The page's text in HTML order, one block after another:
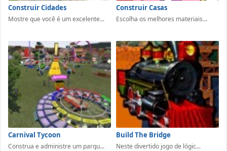
Construir Cidades
Mostre que você é um excelente...
Construir Casas
Escolha os melhores materiais...
Carnival Tycoon
Construa e administre um parqu...
Build The Bridge
Neste divertido jogo de lógic...